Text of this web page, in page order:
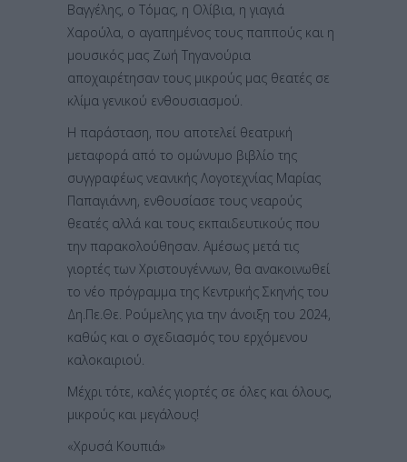
Βαγγέλης, ο Τόμας, η Ολίβια, η γιαγιά
Χαρούλα, ο αγαπημένος τους παππούς και η
μουσικός μας Ζωή Τηγανούρια
αποχαιρέτησαν τους μικρούς μας θεατές σε
κλίμα γενικού ενθουσιασμού.
Η παράσταση, που αποτελεί θεατρική
μεταφορά από το ομώνυμο βιβλίο της
συγγραφέως νεανικής Λογοτεχνίας Μαρίας
Παπαγιάννη, ενθουσίασε τους νεαρούς
θεατές αλλά και τους εκπαιδευτικούς που
την παρακολούθησαν. Αμέσως μετά τις
γιορτές των Χριστουγέννων, θα ανακοινωθεί
το νέο πρόγραμμα της Κεντρικής Σκηνής του
Δη.Πε.Θε. Ρούμελης για την άνοιξη του 2024,
καθώς και ο σχεδιασμός του ερχόμενου
καλοκαιριού.
Μέχρι τότε, καλές γιορτές σε όλες και όλους,
μικρούς και μεγάλους!
«Χρυσά Κουπιά»